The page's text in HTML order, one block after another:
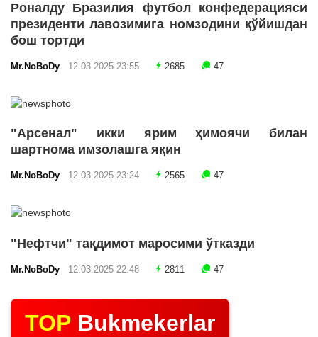
Роналду Бразилия футбол конфедерацияси
президенти лавозимига номзодини қўйишдан
бош тортди
Mr.NoBoDy 12.03.2025 23:55 2685 47
"Арсенал" икки ярим ҳимоячи билан
шартнома имзолашга яқин
Mr.NoBoDy 12.03.2025 23:24 2565 47
"Нефтчи" тақдимот маросими ўтказди
Mr.NoBoDy 12.03.2025 22:48 2811 47
TOP Bukmekerlar